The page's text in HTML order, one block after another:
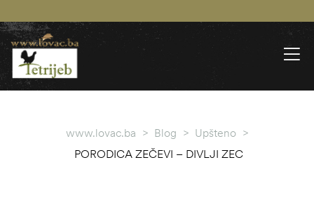
www.lovac.ba > Blog > Upšteno >
PORODICA ZEČEVI – DIVLJI ZEC